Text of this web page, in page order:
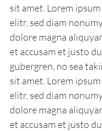
sit amet. Lorem
elitr, sed diam
dolore magna
et accusam et justo
gubergren, no sea
sit amet. Lorem
elitr, sed diam
dolore magna
et accusam et justo